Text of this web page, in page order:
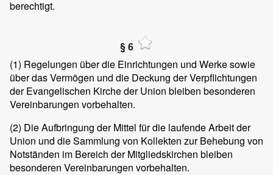
berechtigt.
§ 6
(1) Regelungen über die Einrichtungen und Werke sowie
über das Vermögen und die Deckung der Verpflichtungen
der Evangelischen Kirche der Union bleiben besonderen
Vereinbarungen vorbehalten.
(2) Die Aufbringung der Mittel für die laufende Arbeit der
Union und die Sammlung von Kollekten zur Behebung von
Notständen im Bereich der Mitgliedskirchen bleiben
besonderen Vereinbarungen vorbehalten.